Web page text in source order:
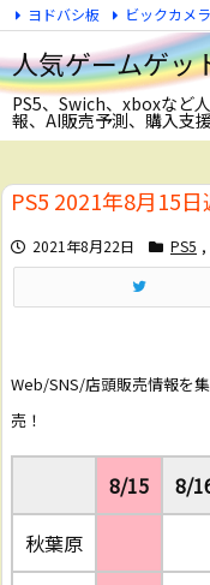
人気ゲームゲッ
PS5、Swich、xboxなど
報、AI販売予測、購入支
ヨドバシ板 ビックカメ
PS5 2021年8月15
2021年8月22日 PS5 ,
Web/SNS/店頭販売情報を
売！
8/15 8/
秋葉原